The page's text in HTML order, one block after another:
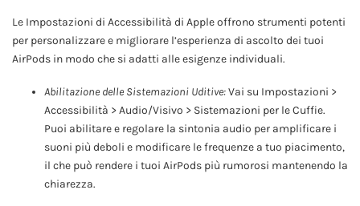
Le Impostazioni di Accessibilità di Apple offrono strumenti potenti
per personalizzare e migliorare l’esperienza di ascolto dei tuoi
AirPods in modo che si adatti alle esigenze individuali.
Abilitazione delle Sistemazioni Uditive:Vai su Impostazioni >
Accessibilità > Audio/Visivo > Sistemazioni per le Cuffie.
Puoi abilitare e regolare la sintonia audio per amplificare i
suoni più deboli e modificare le frequenze a tuo piacimento,
il che può rendere i tuoi AirPods più rumorosi mantenendo la
chiarezza.